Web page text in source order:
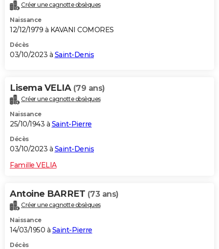
Créer une cagnotte obsèques
Naissance
12/12/1979 à KAVANI COMORES
Décès
03/10/2023 à Saint-Denis
Lisema VELIA (79 ans)
Créer une cagnotte obsèques
Naissance
25/10/1943 à Saint-Pierre
Décès
03/10/2023 à Saint-Denis
Famille VELIA
Antoine BARRET (73 ans)
Créer une cagnotte obsèques
Naissance
14/03/1950 à Saint-Pierre
Décès